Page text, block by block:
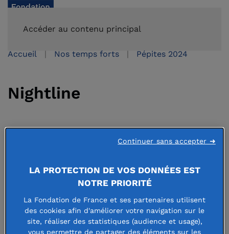
Accéder au contenu principal
Accueil Nos temps forts Pépites 2024
Nightline
17 septembre 2024
Agir pour la santé mentale des étudiants (Paris)
Alors que 41 % des 18-24 ans présentent des symptômes
LA PROTECTION DE VOS DONNÉES EST
NOTRE PRIORITÉ
La Fondation de France et ses partenaires utilisent
des cookies afin d'améliorer votre navigation sur le
site, réaliser des statistiques (audience et usage),
vous permettre de partager des éléments sur les
Continuer sans accepter ➜